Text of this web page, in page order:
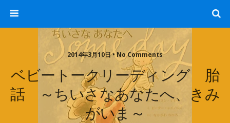
2014年3月10日 • No Comments
ベビートークリーディング 胎
話 ～ちいさなあなたへ、きみ
がいま～